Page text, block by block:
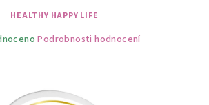
HEALTHY HAPPY LIFE
Podrobnosti hodnocení